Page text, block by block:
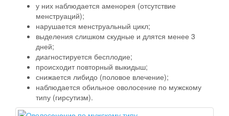
у них наблюдается аменорея (отсутствие
менструаций);
нарушается менструальный цикл;
выделения слишком скудные и длятся менее 3
дней;
диагностируется бесплодие;
происходит повторный выкидыш;
снижается либидо (половое влечение);
наблюдается обильное оволосение по мужскому
типу (гирсутизм).